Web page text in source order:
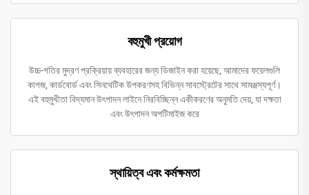
বহুমুখী প্রয়োগ
উচ্চ-গতির মুদ্রণ প্রক্রিয়ায় ব্যবহারের জন্য ডিজাইন করা হয়েছে, আমাদের ফয়েলগুলি
কাগজ, কার্ডবোর্ড এবং সিনথেটিক উপকরণসহ বিভিন্ন সাবস্ট্রেটের সাথে সামঞ্জস্যপূর্ণ।
এই বহুমুখীতা বিদ্যমান উৎপাদন লাইনে নিরবিচ্ছিন্ন একীকরণের অনুমতি দেয়, যা দক্ষতা
এবং উৎপাদন অপটিমাইজ করে
স্থায়িত্ব এবং কর্মক্ষমতা